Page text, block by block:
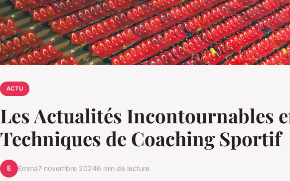
ACTU
Les Actualités Incontournables
Techniques de Coaching Sportif
E Emma7 novembre 20246 min de lecture